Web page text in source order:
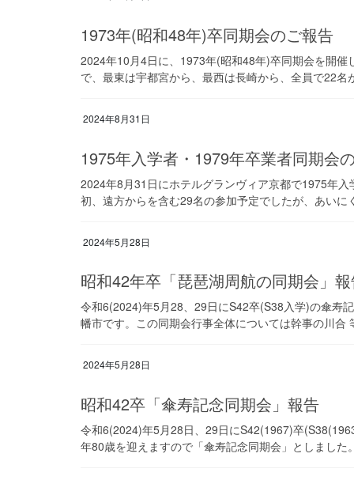
1973年(昭和48年)卒同期会のご報告
2024年10月4日に、1973年(昭和48年)卒同期会を開
で、最東は宇都宮から、最西は長崎から、全員で22
2024年8月31日
1975年入学者・1979年卒業者同期会
2024年8月31日にホテルグランヴィア京都で1975年
初、遠方からを含む29名の参加予定でしたが、あい
2024年5月28日
昭和42年卒「琵琶湖周航の同期会」
令和6(2024)年5月28、29日にS42卒(S38入学)の傘寿
幡市です。この同期会行事全体については幹事の川
2024年5月28日
昭和42卒「傘寿記念同期会」報告
令和6(2024)年5月28日、29日にS42(1967)卒
年80歳を迎えますので「傘寿記念同期会」としまし